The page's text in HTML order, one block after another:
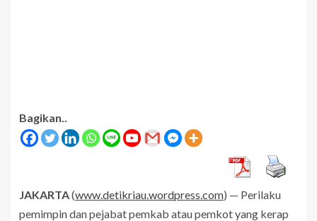
Bagikan..
JAKARTA(www.detikriau.wordpress.com) — Perilaku
pemimpin dan pejabat pemkab atau pemkot yang kerap